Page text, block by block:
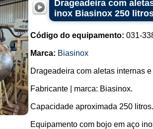
Drageadeira com
inox Biasinox 250
Código do equipamento: 031-
Marca: Biasinox
Drageadeira com aletas internas
Fabricante | marca: Biasinox.
Capacidade aproximada 250 litros.
Equipamento com bojo em aço